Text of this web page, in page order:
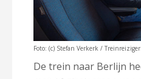
Foto: (c) Stefan Verkerk /
De trein naar Berlijn